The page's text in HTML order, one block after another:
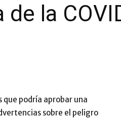
la
que podría aprobar una
sobre el peligro